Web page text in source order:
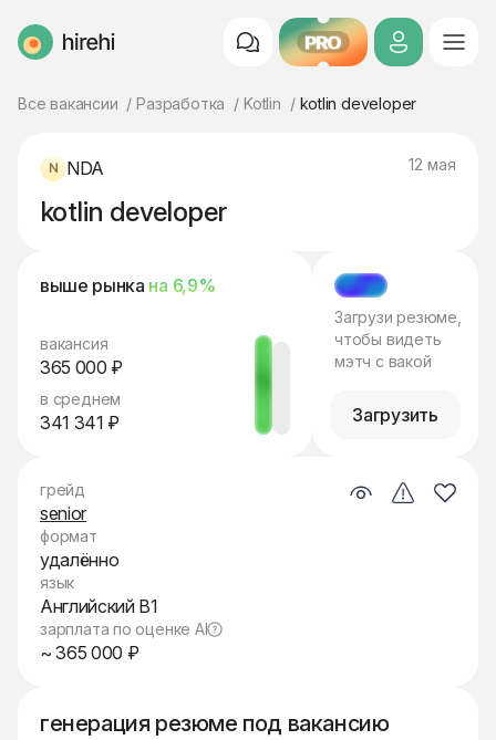
HireHi PRO
Все вакансии Разработка Kotlin kotlin developer
NDA 12 мая
kotlin developer
выше рынка на 6,9%
вакансия
365 000 ₽
в среднем
341 341 ₽
МЭТЧ
Загрузи резюме,
чтобы видеть
мэтч с вакой
Загрузить
генерация резюме под вакансию
грейд
senior
формат
удалённо
язык
Английский B1
зарплата по оценке AI
~ 365 000 ₽